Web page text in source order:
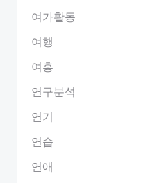
여가활동
여행
여흥
연구분석
연기
연습
연애